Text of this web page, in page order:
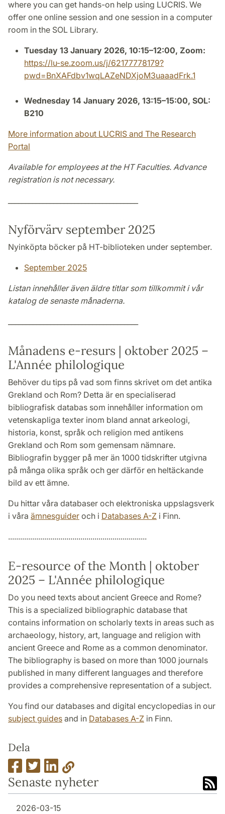
where you can get hands-on help using LUCRIS. We
offer one online session and one session in a computer
room in the SOL Library.
Tuesday 13 January 2026, 10:15–12:00, Zoom:
https://lu-se.zoom.us/j/62177778179?
pwd=BnXAFdbv1wqLAZeNDXjoM3uaaadFrk.1
Wednesday 14 January 2026, 13:15–15:00, SOL:
B210
More information about LUCRIS and The Research
Portal
Available for employees at the HT Faculties. Advance
registration is not necessary.
Nyförvärv september 2025
Nyinköpta böcker på HT-biblioteken under september.
September 2025
Listan innehåller även äldre titlar som tillkommit i vår
katalog de senaste månaderna.
Månadens e-resurs | oktober 2025 –
L'Année philologique
Behöver du tips på vad som finns skrivet om det antika
Grekland och Rom? Detta är en specialiserad
bibliografisk databas som innehåller information om
vetenskapliga texter inom bland annat arkeologi,
historia, konst, språk och religion med antikens
Grekland och Rom som gemensam nämnare.
Bibliografin bygger på mer än 1000 tidskrifter utgivna
på många olika språk och ger därför en heltäckande
bild av ett ämne.
Du hittar våra databaser och elektroniska uppslagsverk
i våra ämnesguider och i Databases A-Z i Finn.
.....................................................................
E-resource of the Month | oktober
2025 – L'Année philologique
Do you need texts about ancient Greece and Rome?
This is a specialized bibliographic database that
contains information on scholarly texts in areas such as
archaeology, history, art, language and religion with
ancient Greece and Rome as a common denominator.
The bibliography is based on more than 1000 journals
published in many different languages ​​and therefore
provides a comprehensive representation of a subject.
You find our databases and digital encyclopedias in our
subject guides and in Databases A-Z in Finn.
Dela
Senaste nyheter
2026-03-15